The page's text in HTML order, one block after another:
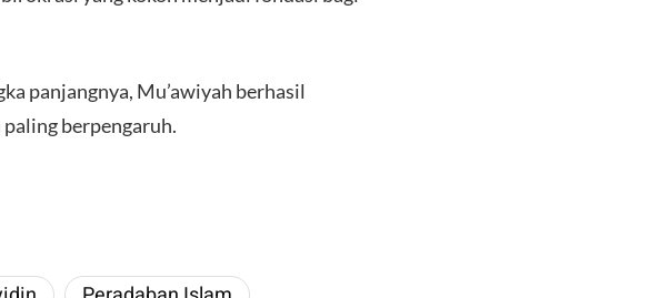
panjangnya, Mu’awiyah berhasil
berpengaruh.